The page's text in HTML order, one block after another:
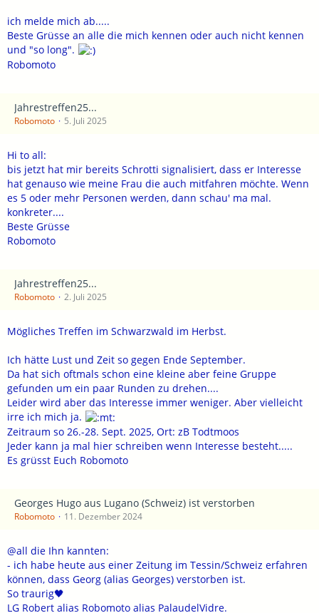
ich melde mich ab.....
Beste Grüsse an alle die mich kennen oder auch nicht kennen
und "so long".
Robomoto
Jahrestreffen25...
Robomoto 5. Juli 2025
Hi to all:
bis jetzt hat mir bereits Schrotti signalisiert, dass er Interesse
hat genauso wie meine Frau die auch mitfahren möchte. Wenn
es 5 oder mehr Personen werden, dann schau' ma mal.
konkreter....
Beste Grüsse
Robomoto
Jahrestreffen25...
Robomoto 2. Juli 2025
Mögliches Treffen im Schwarzwald im Herbst.
Ich hätte Lust und Zeit so gegen Ende September.
Da hat sich oftmals schon eine kleine aber feine Gruppe
gefunden um ein paar Runden zu drehen....
Leider wird aber das Interesse immer weniger. Aber vielleicht
irre ich mich ja.
Zeitraum so 26.-28. Sept. 2025, Ort: zB Todtmoos
Jeder kann ja mal hier schreiben wenn Interesse besteht.....
Es grüsst Euch Robomoto
Georges Hugo aus Lugano (Schweiz) ist verstorben
Robomoto 11. Dezember 2024
@all die Ihn kannten:
- ich habe heute aus einer Zeitung im Tessin/Schweiz erfahren
können, dass Georg (alias Georges) verstorben ist.
So traurig🖤
LG Robert alias Robomoto alias PalaudelVidre.